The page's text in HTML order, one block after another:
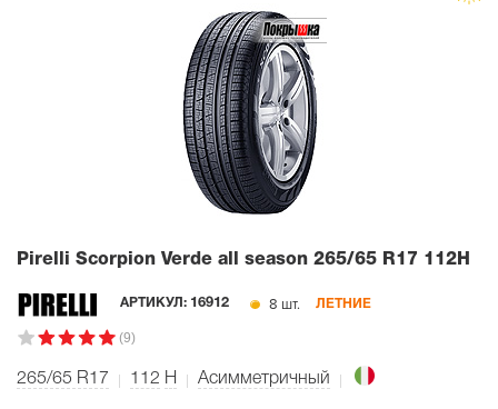
Pirelli Scorpion Verde all season 265/65 R17 112H
АРТИКУЛ: 16912 8 шт. ЛЕТНИЕ
(9)
265/65 R17 112 H Асимметричный